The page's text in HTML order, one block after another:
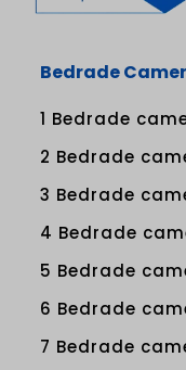
Bedrade
1 Bedrade
2 Bedrade
3 Bedrade
4 Bedrade
5 Bedrade
6 Bedrade
7 Bedrade